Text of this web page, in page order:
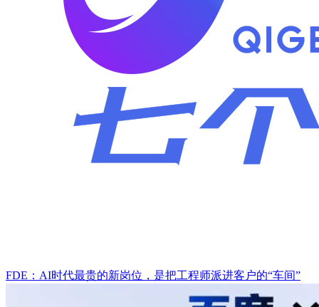
FDE：AI时代最贵的新岗位，是把工程师派进客户的“车间”